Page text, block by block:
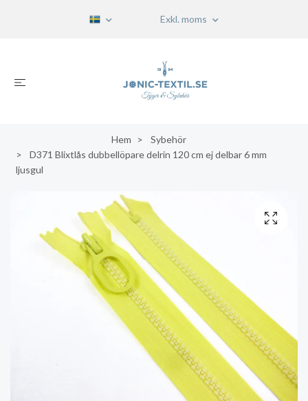
Exkl. moms
Hem
Sybehör
D371 Blixtlås dubbellöpare delrin 120 cm ej delbar 6 mm
ljusgul